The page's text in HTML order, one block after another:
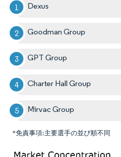
Dexus
Goodman Group
GPT Group
Charter Hall Group
Mirvac Group
*免責事項:主要選手の並び順不同